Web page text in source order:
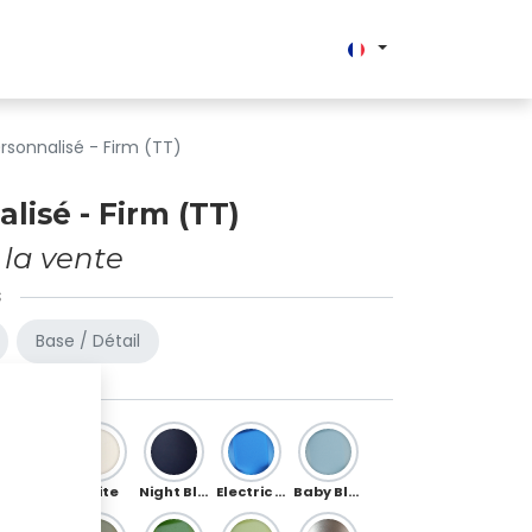
- Firm (TT)
- Firm (TT)
vente
Base / Détail
White Night Blue Electric Blue Baby Blue